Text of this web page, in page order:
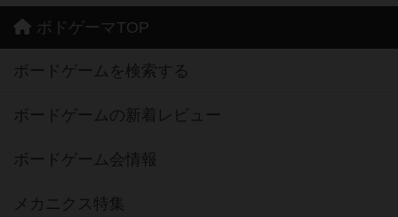
ボドゲーマTOP
ボードゲームを検索する
ボードゲームの新着レビュー
ボードゲーム会情報
メカニクス特集